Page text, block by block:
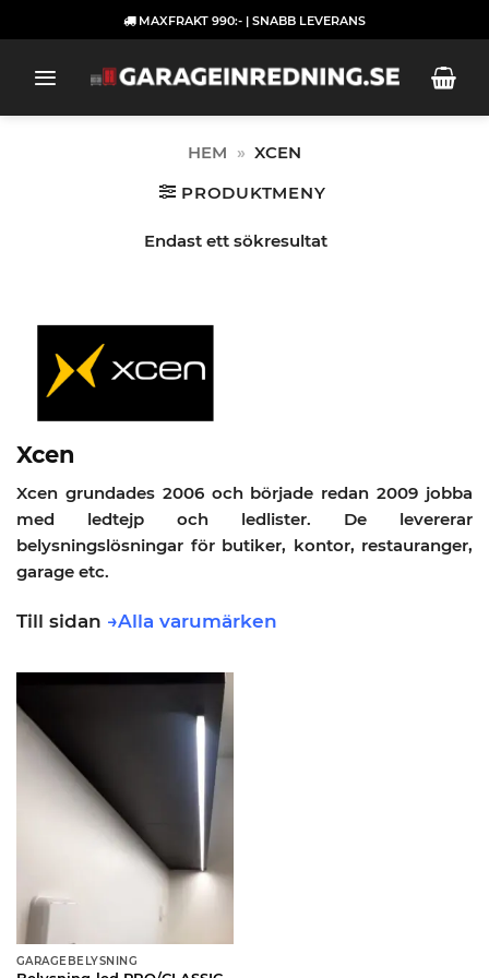
to
MAXFRAKT 990:- | SNABB LEVERANS
HEM » XCEN
PRODUKTMENY
Endast ett sökresultat
Xcen
Xcen grundades 2006 och började redan 2009 jobba
med ledtejp och ledlister. De levererar
belysningslösningar för butiker, kontor, restauranger,
garage etc.
Till sidan →Alla varumärken
GARAGEBELYSNING